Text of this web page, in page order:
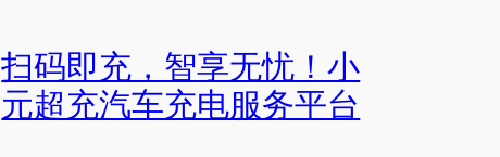
扫码即充，智享无忧！小
元超充汽车充电服务平台